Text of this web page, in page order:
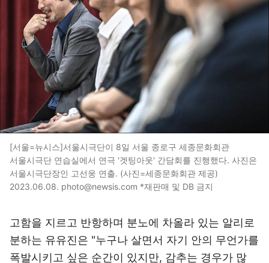
[서울=뉴시스]서울시극단이 8일 서울 종로구 세종문화회관
서울시극단 연습실에서 연극 '겟팅아웃' 간담회를 진행했다. 사진은
서울시극단장인 고선웅 연출. (사진=세종문화회관 제공)
2023.06.08. photo@newsis.com *재판매 및 DB 금지
고함을 지르고 반항하며 분노에 차올라 있는 알리로
분하는 유유진은 "누구나 살면서 자기 안의 무언가를
폭발시키고 싶은 순간이 있지만, 감추는 경우가 많